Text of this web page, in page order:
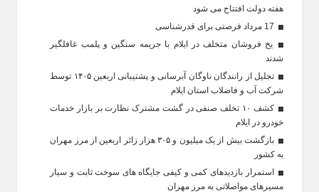
هفته دولت افتتاح می شود
یخ‌ فروشان متخلف در ایلام با جریمه سنگین و پلمب غافلگیر
شدند
تجلیل از رانندگان ناوگان آبرسانی و پشتیبانی اربعین ۱۴۰۵ توسط
شرکت آب و فاضلاب استان ایلام
کشف ۱۰ تخلف صنفی در گشت مشترک نظارت بر بازار خدمات
خودرو در ایلام
بازگشت بیش از یک میلیون و ۳۰۵ هزار زائر اربعین از مرز مهران
به کشور
استمرار بازدیدهای کمی و کیفی جایگاه‌ های سوخت ثابت و سیار
مسیرهای مواصلاتی به مرز مهران